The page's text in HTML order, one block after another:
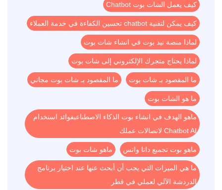
كيف يعمل الشات بوت Chatbot
كيف يمكن لتقنية chatbot تحسين الكفاءة في خدمة العملاء
لماذا منصة نيد بوت في انشاء شات بوت
لماذا يحتاج متجرك الإلكتروني إلى شات بوت
ما المقصود بـ شات بوت ما المقصود بـ شات بوت مجاني
ما هو الشات بوت
ماهو الهدف في انشاء بوت الذكاء الاصطناعيفوائد استخدام
Chatbot AI لاتصالات عملك
ماهو بوت تجميع داتا واتس ماهو شات بوت
ما هي الميزات التي يجب أن أبحث عنها عند اختيار برنامج
الدردشة الآلي لعملي في قطر